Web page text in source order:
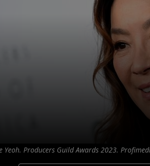
Yeoh. Producers Guild Awards 2023.